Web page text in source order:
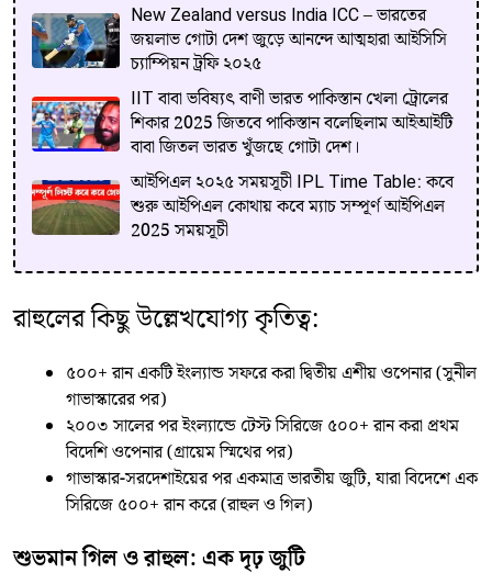
New Zealand versus India ICC – ভারতের
জয়লাভ গোটা দেশ জুড়ে আনন্দে আত্মহারা আইসিসি
চ্যাম্পিয়ন ট্রফি ২০২৫
IIT বাবা ভবিষ্যৎ বাণী ভারত পাকিস্তান খেলা ট্রোলের
শিকার 2025 জিতবে পাকিস্তান বলেছিলাম আইআইটি
বাবা জিতল ভারত খুঁজছে গোটা দেশ।
আইপিএল ২০২৫ সময়সূচী IPL Time Table: কবে
শুরু আইপিএল কোথায় কবে ম্যাচ সম্পূর্ণ আইপিএল
2025 সময়সূচী
রাহুলের কিছু উল্লেখযোগ্য কৃতিত্ব:
৫০০+ রান একটি ইংল্যান্ড সফরে করা দ্বিতীয় এশীয় ওপেনার (সুনীল
গাভাস্কারের পর)
২০০৩ সালের পর ইংল্যান্ডে টেস্ট সিরিজে ৫০০+ রান করা প্রথম
বিদেশি ওপেনার (গ্রায়েম স্মিথের পর)
গাভাস্কার-সরদেশাইয়ের পর একমাত্র ভারতীয় জুটি, যারা বিদেশে এক
সিরিজে ৫০০+ রান করে (রাহুল ও গিল)
শুভমান গিল ও রাহুল: এক দৃঢ় জুটি